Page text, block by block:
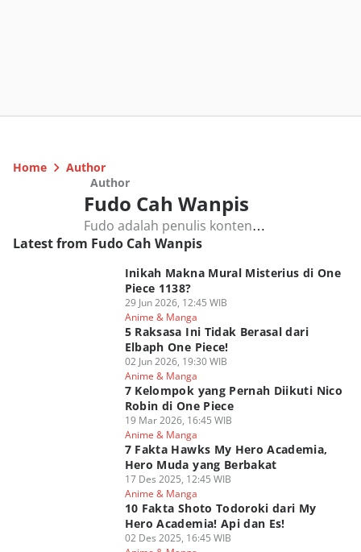
Home
Author
Author
Fudo Cah Wanpis
Fudo adalah penulis konten
berpengalaman yang menulis di
manga, khususnya One Piece. Fudo selalu
menjaga akurasi, inklusivitas, dan
kepercayaan pembaca.
Latest from Fudo Cah Wanpis
Inikah Makna Mural Misterius di One
Piece 1138?
29 Jun 2026, 12:45 WIB
Anime & Manga
5 Raksasa Ini Tidak Berasal dari
Elbaph One Piece!
02 Jun 2026, 19:30 WIB
Anime & Manga
7 Kelompok yang Pernah Diikuti Nico
Robin di One Piece
19 Mar 2026, 16:45 WIB
Anime & Manga
7 Fakta Hawks My Hero Academia,
Hero Muda yang Berbakat
17 Des 2025, 12:45 WIB
Anime & Manga
10 Fakta Shoto Todoroki dari My
Hero Academia! Api dan Es!
02 Des 2025, 16:45 WIB